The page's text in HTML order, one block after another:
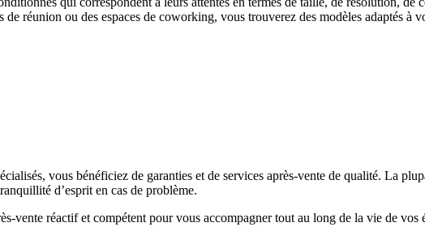
réunion ou des espaces de coworking, vous trouverez des modèles adaptés à
vous bénéficiez de garanties et de services après-vente de qualité. La
d’esprit en cas de problème.
vente réactif et compétent pour vous accompagner tout au long de la vie de vos